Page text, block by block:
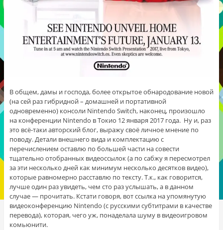
В общем, дамы и господа, более открытое обнародование новой
(на сей раз гибридной – домашней и портативной
одновременно) консоли Nintendo Switch, наконец, произошло
на конференции Nintendo в Токио 12 января 2017 года. Ну и, раз
это всё-таки авторский блог, выражу своё личное мнение по
поводу. Детали внешнего вида и комплектацию с
перечислением оставлю по большей части на совести
тщательно отобранных видеоссылок (а по сабжу я пересмотрел
за эти несколько дней как минимум несколько десятков видео),
которые равномерно расставлю по тексту. Т.к., как говорится,
лучше один раз увидеть, чем сто раз услышать, а в данном
случае — прочитать. Кстати говоря, вот ссылка на упомянутую
видеоконференцию Nintendo (с русскими субтитрами в качестве
перевода), которая, чего уж, понаделала шуму в видеоигровом
комьюнити.